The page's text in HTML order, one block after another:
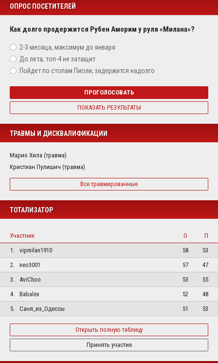
ОПРОС ПОСЕТИТЕЛЕЙ
Как долго продержится Рубен Аморим у руля «Милана»?
2-3 месяца, максимум до января
До лета, топ-4 не затащит
Пойдет по стопам Пиоли, задержится надолго
ПРОГОЛОСОВАТЬ
ПОКАЗАТЬ РЕЗУЛЬТАТЫ
ТРАВМЫ И ДИСКВАЛИФИКАЦИИ
Марио Хила (травма)
Кристиан Пулишич (травма)
Все травмированные
ТОТАЛИЗАТОР
Участник О
П
1.
vipmilan1910 58
53
2.
neo3001 57
47
3.
AviChoo 53
55
4.
Babalex 52
48
5.
Саня_из_Одессы 51 53
Открыть полную таблицу
Принять участие